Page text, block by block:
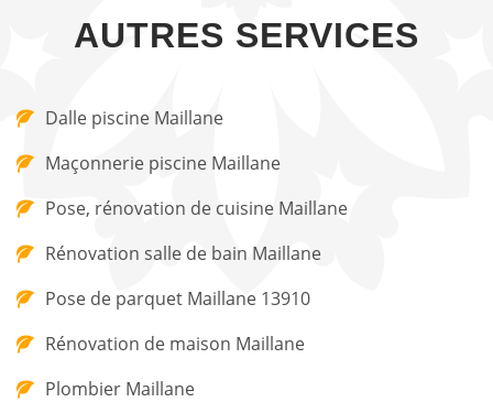
AUTRES SERVICES
Dalle piscine Maillane
Maçonnerie piscine Maillane
Pose, rénovation de cuisine Maillane
Rénovation salle de bain Maillane
Pose de parquet Maillane 13910
Rénovation de maison Maillane
Plombier Maillane